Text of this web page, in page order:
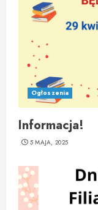
Ogłoszenia
Informacja!
5 MAJA, 2025